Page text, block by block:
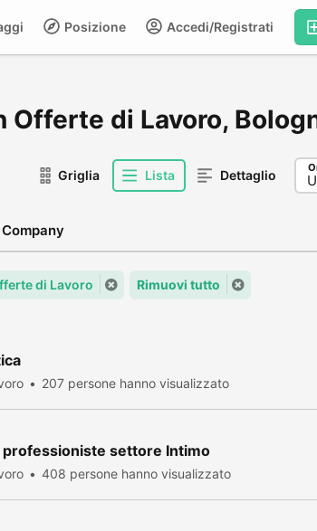
Accedi/Registrati
Posizione
di Lavoro,
Griglia Lista Dettaglio
Company
di Lavoro Rimuovi tutto
207 persone hanno visualizzato
settore Intimo
408 persone hanno visualizzato